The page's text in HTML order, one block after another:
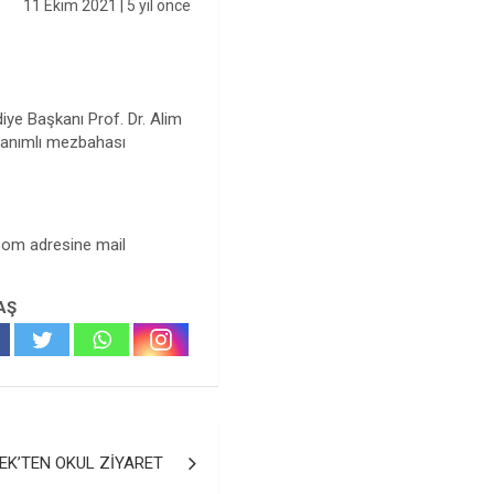
11 Ekim 2021 | 5 yıl önce
Başkanı Prof. Dr. Alim
mezbahası
adresine mail
OKUL ZİYARET